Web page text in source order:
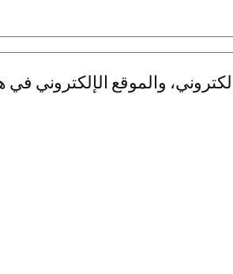
والموقع الإلكتروني في